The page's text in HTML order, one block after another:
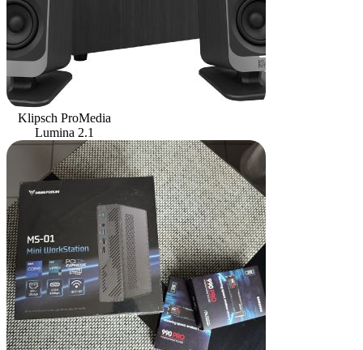
Klipsch ProMedia
Lumina 2.1